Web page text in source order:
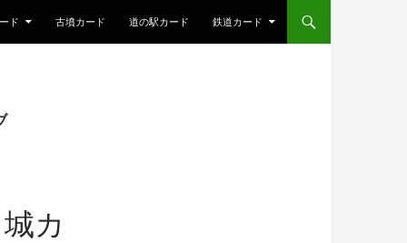
ド 古墳カード 道の駅カード 鉄道カード
カ